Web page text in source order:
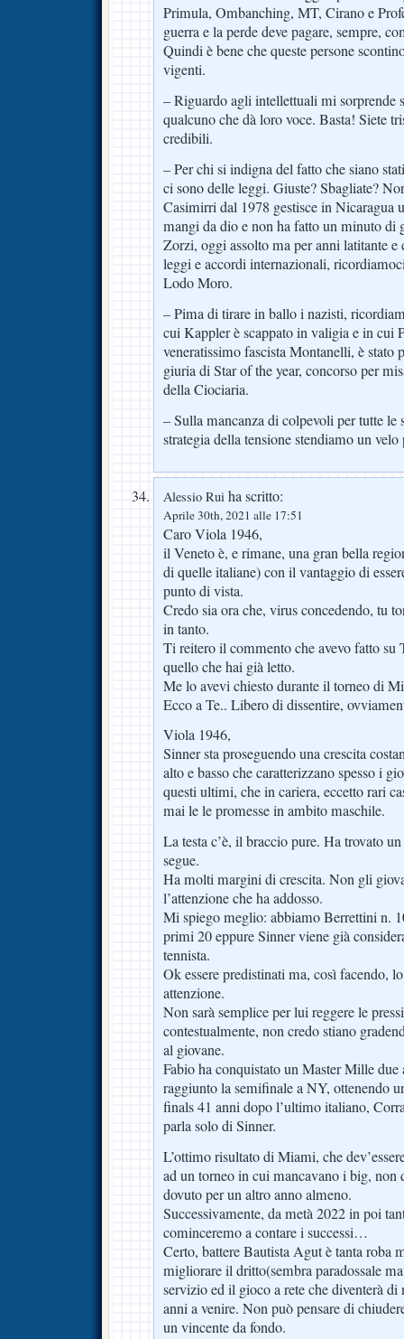
Primula, Ombanching, MT, Cirano e
guerra e la perde deve pagare, sempre,
Quindi è bene che queste persone
vigenti.
– Riguardo agli intellettuali mi sorprende
qualcuno che dà loro voce. Basta! Siete
credibili.
– Per chi si indigna del fatto che siano
ci sono delle leggi. Giuste? Sbagliate?
Casimirri dal 1978 gestisce in Nicaragua
mangi da dio e non ha fatto un minuto di
Zorzi, oggi assolto ma per anni latitante e
leggi e accordi internazionali,
Lodo Moro.
– Pima di tirare in ballo i nazisti,
cui Kappler è scappato in valigia e in cui
veneratissimo fascista Montanelli, è stato
giuria di Star of the year, concorso per
della Ciociaria.
– Sulla mancanza di colpevoli per tutte le
strategia della tensione stendiamo un velo
Alessio Rui ha scritto:
Aprile 30th, 2021 alle 17:51
Caro Viola 1946,
il Veneto è, e rimane, una gran bella
di quelle italiane) con il vantaggio di
punto di vista.
Credo sia ora che, virus concedendo, tu
in tanto.
Ti reitero il commento che avevo fatto su
quello che hai già letto.
Me lo avevi chiesto durante il torneo di
Ecco a Te.. Libero di dissentire,
Viola 1946,
Sinner sta proseguendo una crescita
alto e basso che caratterizzano spesso i
questi ultimi, che in cariera, eccetto rari
mai le le promesse in ambito maschile.
La testa c’è, il braccio pure. Ha trovato
segue.
Ha molti margini di crescita. Non gli
l’attenzione che ha addosso.
Mi spiego meglio: abbiamo Berrettini n.
primi 20 eppure Sinner viene già
tennista.
Ok essere predistinati ma, così facendo,
attenzione.
Non sarà semplice per lui reggere le
contestualmente, non credo stiano
al giovane.
Fabio ha conquistato un Master Mille
raggiunto la semifinale a NY, ottenendo
finals 41 anni dopo l’ultimo italiano,
parla solo di Sinner.
L’ottimo risultato di Miami, che
ad un torneo in cui mancavano i big, non
dovuto per un altro anno almeno.
Successivamente, da metà 2022 in poi
cominceremo a contare i successi…
Certo, battere Bautista Agut è tanta roba
migliorare il dritto(sembra paradossale
servizio ed il gioco a rete che diventerà
anni a venire. Non può pensare di
un vincente da fondo.